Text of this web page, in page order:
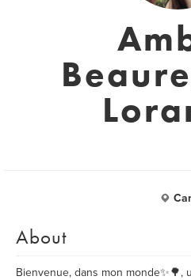
About
Bienvenue, dans mon monde✨🌳,